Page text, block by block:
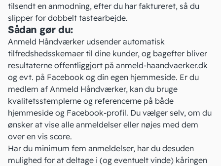
tilsendt en anmodning, efter du har faktureret, så du
slipper for dobbelt tastearbejde.
Sådan gør du:
Anmeld Håndværker udsender automatisk
tilfredshedsskemaer til dine kunder, og bagefter bliver
resultaterne offentliggjort på anmeld-haandvaerker.dk
og evt. på Facebook og din egen hjemmeside. Er du
medlem af Anmeld Håndværker, kan du bruge
kvalitetsstemplerne og referencerne på både
hjemmeside og Facebook-profil. Du vælger selv, om du
ønsker at vise alle anmeldelser eller nøjes med dem
over en vis score.
Har du minimum fem anmeldelser, har du desuden
mulighed for at deltage i (og eventuelt vinde) kåringen